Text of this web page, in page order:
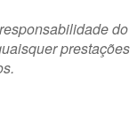
do
prestações